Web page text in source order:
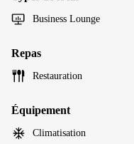
Business Lounge
Repas
Restauration
Équipement
Climatisation